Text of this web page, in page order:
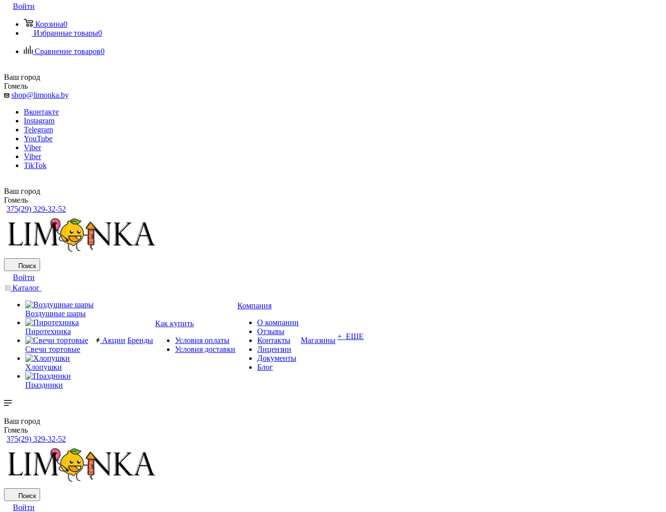
Войти
Корзина0
Избранные товары0
Сравнение товаров0
Ваш город
Гомель
shop@limonka.by
Вконтакте
Instagram
Telegram
YouTube
Viber
Viber
TikTok
Ваш город
Гомель
375(29) 329-32-52
Поиск
Войти
Каталог
Воздушные шары
Пиротехника
Свечи тортовые
Хлопушки
Праздники
Акции Бренды
Как купить
Условия оплаты
Условия доставки
Компания
О компании
Отзывы
Контакты
Лицензии
Документы
Блог
Магазины + ЕЩЕ
Ваш город
Гомель
375(29) 329-32-52
Поиск
Войти